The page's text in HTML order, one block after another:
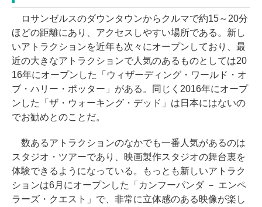
ロサンゼルスのダウンタウンからクルマで約15～20分
ほどの距離にあり、アクセスしやすい場所である。新し
いアトラクションを近年も次々にオープンしており、最
近の大きなアトラクションで人気のあるものとしては20
16年にオープンした「ウィザーディング・ワールド・オ
ブ・ハリー・ポッター」がある。同じく2016年にオープ
ンした「ザ・ウォーキング・デッド」は日本にはないの
でお勧めとのことだ。
数あるアトラクションのなかでも一番人気があるのは
スタジオ・ツアーであり、映画製作スタジオの舞台裏を
体験できるようになっている。もっとも新しいアトラク
ションは6月にオープンした「カンフーパンダ － エンペ
ラーズ・クエスト」で、非常に立体感のある映像が楽し